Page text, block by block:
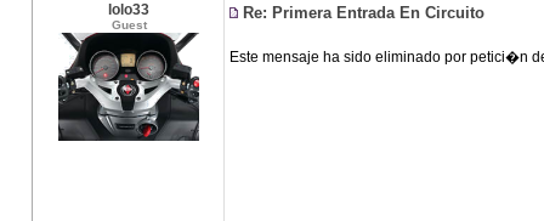
lolo33
Guest
Re: Primera Entrada En Circuito
Este mensaje ha sido eliminado por petici�n